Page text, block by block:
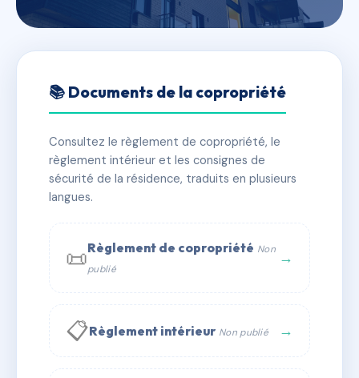
82 RUE DES VERTUS
✓ Immatriculée ⚠ Admin. provisoire
🏗 1 bâtiment(s)
📞 Contacter Syndic Digital 💬 WhatsApp
✉ Email
📚 Documents de la copropriété
Consultez le règlement de copropriété, le
règlement intérieur et les consignes de
sécurité de la résidence, traduits en plusieurs
langues.
📜Règlement de copropriété Non
publié
→
📋Règlement intérieur Non publié →